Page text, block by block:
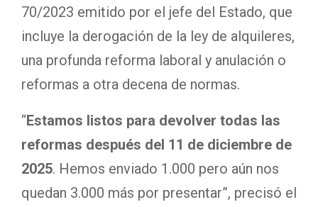
70/2023 emitido por el jefe del Estado, que
incluye la derogación de la ley de alquileres,
una profunda reforma laboral y anulación o
reformas a otra decena de normas.
“Estamos listos para devolver todas las
reformas después del 11 de diciembre de
2025. Hemos enviado 1.000 pero aún nos
quedan 3.000 más por presentar”, precisó el